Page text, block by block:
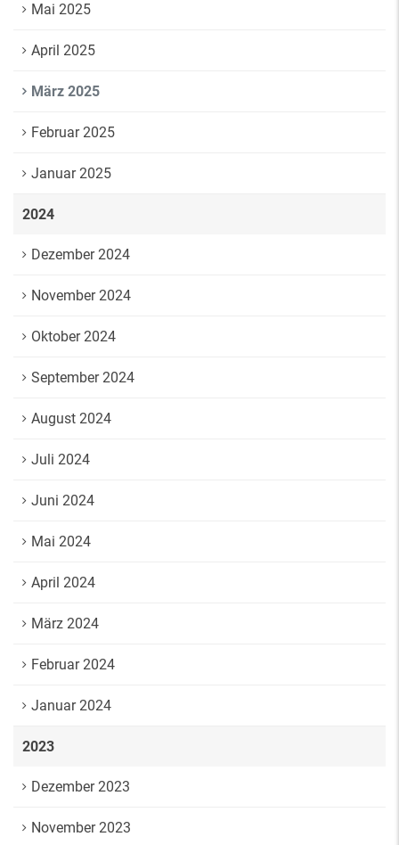
Mai 2025
April 2025
März 2025
Februar 2025
Januar 2025
2024
Dezember 2024
November 2024
Oktober 2024
September 2024
August 2024
Juli 2024
Juni 2024
Mai 2024
April 2024
März 2024
Februar 2024
Januar 2024
2023
Dezember 2023
November 2023